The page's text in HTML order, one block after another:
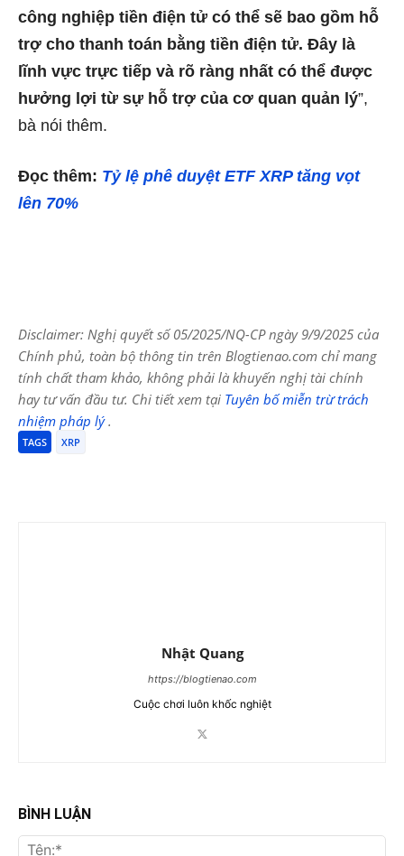
công nghiệp tiền điện tử có thể sẽ bao gồm hỗ
trợ cho thanh toán bằng tiền điện tử. Đây là
lĩnh vực trực tiếp và rõ ràng nhất có thể được
hưởng lợi từ sự hỗ trợ của cơ quan quản lý”,
bà nói thêm.
Đọc thêm: Tỷ lệ phê duyệt ETF XRP tăng vọt
lên 70%
Disclaimer: Nghị quyết số 05/2025/NQ-CP ngày 9/9/2025 của
Chính phủ, toàn bộ thông tin trên Blogtienao.com chỉ mang
tính chất tham khảo, không phải là khuyến nghị tài chính
hay tư vấn đầu tư. Chi tiết xem tại Tuyên bố miễn trừ trách
nhiệm pháp lý.
TAGS XRP
Nhật Quang
https://blogtienao.com
Cuộc chơi luôn khốc nghiệt
BÌNH LUẬN